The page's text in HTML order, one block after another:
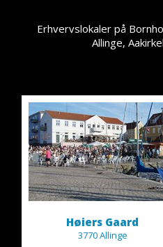
Erhvervslokaler på
Allinge,
Høiers Gaard
3770 Allinge